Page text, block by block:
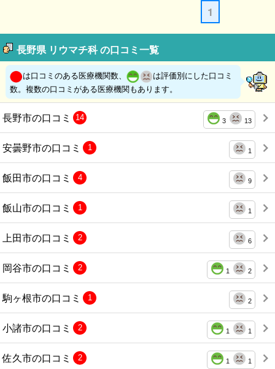
1
長野県 リウマチ科 の口コミ一覧
は口コミのある医療機関数、
は評価別にした口コミ
数。複数の口コミがある医療機関もあります。
長野市の口コミ 3 13
14
安曇野市の口コミ 1
1
飯田市の口コミ 9
4
飯山市の口コミ 1
1
上田市の口コミ 6
2
岡谷市の口コミ 1 2
2
駒ヶ根市の口コミ 2
1
小諸市の口コミ 1 1
2
佐久市の口コミ 1 1
2